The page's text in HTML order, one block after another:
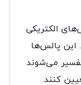
الکتریکی
این پالس‌ها
تفسیر می‌شوند
کنند.